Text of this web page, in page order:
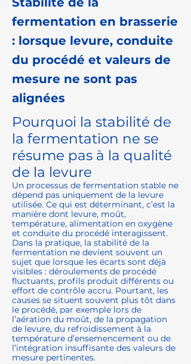
fermentation en brasserie
: lorsque levure, conduite
du procédé et valeurs de
mesure ne sont pas
alignées
Pourquoi la stabilité de
la fermentation ne se
résume pas à la qualité
de la levure
Un processus de fermentation stable ne
dépend pas uniquement de la levure
utilisée. Ce qui est déterminant, c’est la
manière dont levure, moût,
température, alimentation en oxygène
et conduite du procédé interagissent.
Dans la pratique, la stabilité de la
fermentation ne devient souvent un
sujet que lorsque les écarts sont déjà
visibles : déroulements de procédé
fluctuants, profils produit différents ou
effort de contrôle accru. Pourtant, les
causes se situent souvent plus tôt dans
le procédé, par exemple lors de
l’aération du moût, de la propagation
de levure, du refroidissement à la
température d’ensemencement ou de
l’intégration insuffisante des valeurs de
mesure pertinentes.